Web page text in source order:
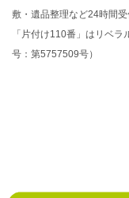
敷・遺品整理など24時間受
「片付け110番」はリベ
号：第5757509号）